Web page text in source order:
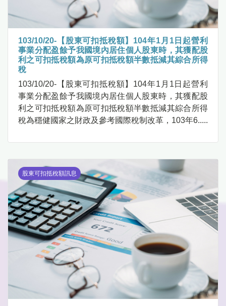
103/10/20-【股東可扣抵稅額】104年1月1日起營利
事業分配盈餘予我國境內居住個人股東時，其獲配股
利之可扣抵稅額為原可扣抵稅額半數抵減其綜合所得
稅
103/10/20-【股東可扣抵稅額】104年1月1日起營利
事業分配盈餘予我國境內居住個人股東時，其獲配股
利之可扣抵稅額為原可扣抵稅額半數抵減其綜合所得
稅為穩健國家之財政及參考國際稅制改革，103年6.....
股東可扣抵稅額訊息